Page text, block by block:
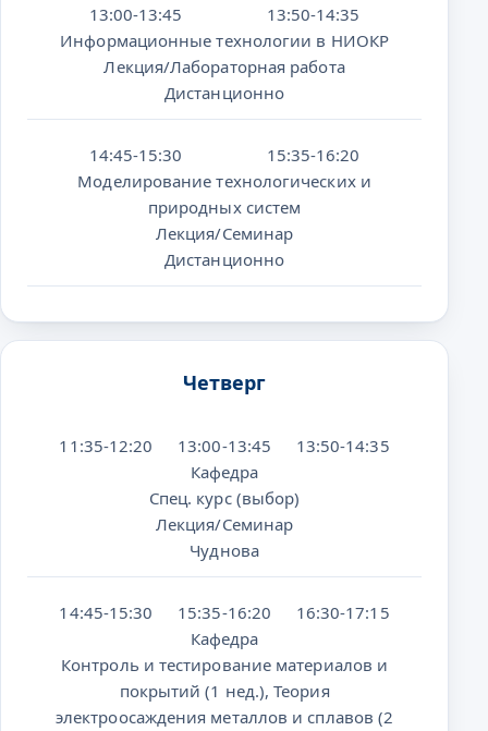
13:00-13:45
13:50-14:35
Информационные технологии в НИОКР
Лекция/Лабораторная работа
Дистанционно
14:45-15:30
15:35-16:20
Моделирование технологических и
природных систем
Лекция/Семинар
Дистанционно
Четверг
11:35-12:20 13:00-13:45
13:50-14:35
Кафедра
Спец. курс (выбор)
Лекция/Семинар
Чуднова
14:45-15:30 15:35-16:20
16:30-17:15
Кафедра
Контроль и тестирование материалов и
покрытий (1 нед.), Теория
электроосаждения металлов и сплавов (2